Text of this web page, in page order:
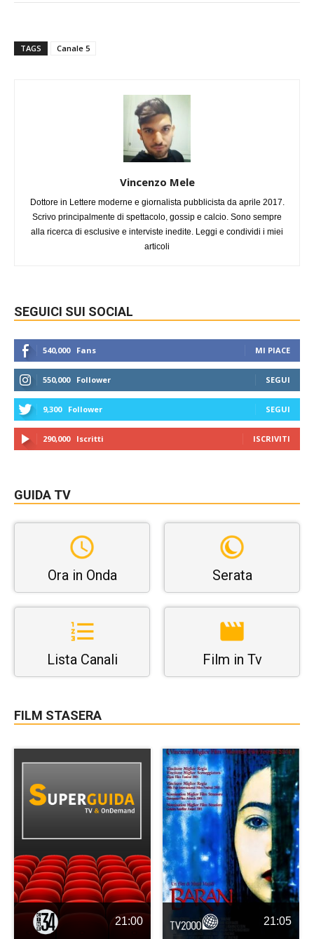
TAGS Canale 5
Vincenzo Mele
Dottore in Lettere moderne e giornalista pubblicista da aprile 2017.
Scrivo principalmente di spettacolo, gossip e calcio. Sono sempre
alla ricerca di esclusive e interviste inedite. Leggi e condividi i miei
articoli
SEGUICI SUI SOCIAL
540,000 Fans MI PIACE
550,000 Follower SEGUI
9,300 Follower SEGUI
290,000 Iscritti ISCRIVITI
GUIDA TV
Ora in Onda Serata
Lista Canali Film in Tv
FILM STASERA
21:00 21:05